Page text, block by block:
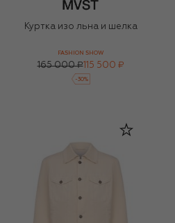
Куртка изо льна и шелка
FASHION SHOW
165 000 ₽115 500 ₽
-30%